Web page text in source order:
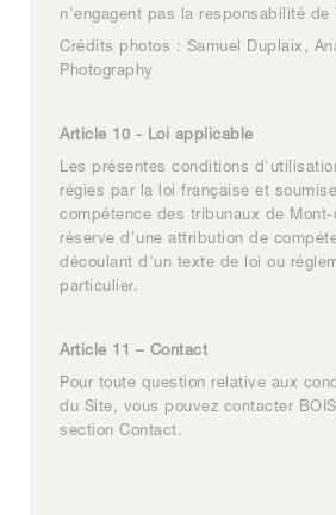
n'engagent pas la responsabilité de
Crédits photos : Samuel Duplaix,
Photography
Article 10 - Loi applicable
Les présentes conditions
régies par la loi française et
compétence des tribunaux de
réserve d'une attribution de
découlant d'un texte de loi ou
particulier.
Article 11 – Contact
Pour toute question relative aux
du Site, vous pouvez contacter
section Contact.